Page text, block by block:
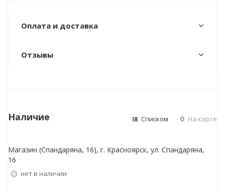
Оплата и доставка
Отзывы
Наличие Списком На карте
Магазин (Спандаряна, 16), г. Красноярск, ул. Спандаряна,
16
Нет в наличии